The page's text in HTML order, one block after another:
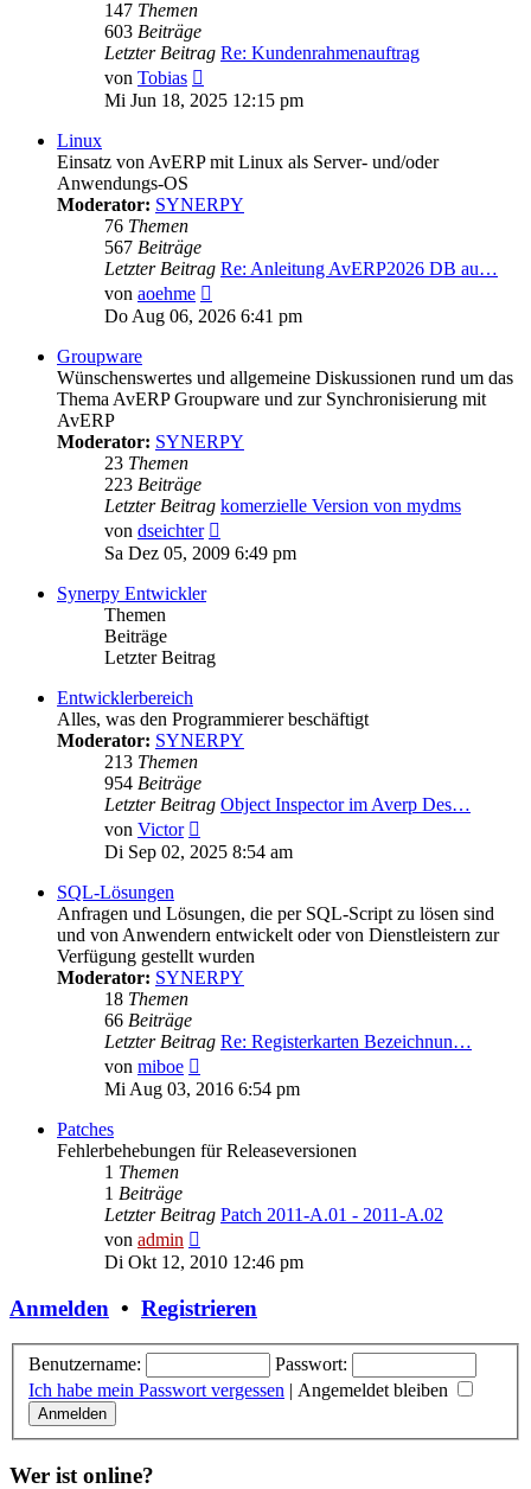
147 Themen
603 Beiträge
Letzter Beitrag Re: Kundenrahmenauftrag
von Tobias
Beitrag
Mi Jun 18, 2025 12:15 pm
Linux
Einsatz von AvERP mit Linux als Server- und/oder
Anwendungs-OS
Moderator: SYNERPY
76 Themen
567 Beiträge
Letzter Beitrag Re: Anleitung AvERP2026 DB au…
von aoehme
Beitrag
Do Aug 06, 2026 6:41 pm
Groupware
Wünschenswertes und allgemeine Diskussionen rund um das
Thema AvERP Groupware und zur Synchronisierung mit
AvERP
Moderator: SYNERPY
23 Themen
223 Beiträge
Letzter Beitrag komerzielle Version von mydms
von dseichter
Beitrag
Sa Dez 05, 2009 6:49 pm
Synerpy Entwickler
Themen
Beiträge
Letzter Beitrag
Entwicklerbereich
Alles, was den Programmierer beschäftigt
Moderator: SYNERPY
213 Themen
954 Beiträge
Letzter Beitrag Object Inspector im Averp Des…
von Victor
Beitrag
Di Sep 02, 2025 8:54 am
SQL-Lösungen
Anfragen und Lösungen, die per SQL-Script zu lösen sind
und von Anwendern entwickelt oder von Dienstleistern zur
Verfügung gestellt wurden
Moderator: SYNERPY
18 Themen
66 Beiträge
Letzter Beitrag Re: Registerkarten Bezeichnun…
von miboe
Beitrag
Mi Aug 03, 2016 6:54 pm
Patches
Fehlerbehebungen für Releaseversionen
1 Themen
1 Beiträge
Letzter Beitrag Patch 2011-A.01 - 2011-A.02
von admin
Beitrag
Di Okt 12, 2010 12:46 pm
Anmelden • Registrieren
Benutzername:
Passwort:
Ich habe mein Passwort vergessen | Angemeldet bleiben
Wer ist online?